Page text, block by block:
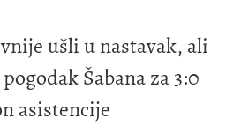
ušli u nastavak, ali
Šabana za 3:0
asistencije